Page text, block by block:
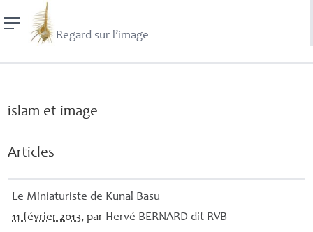
Regard sur l’image
islam et image
Articles
Le Miniaturiste de Kunal Basu
11 février 2013, par Hervé BERNARD dit RVB